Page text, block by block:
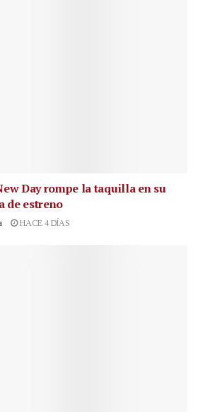
Day rompe la taquilla en su
de estreno
HACE 4 DÍAS